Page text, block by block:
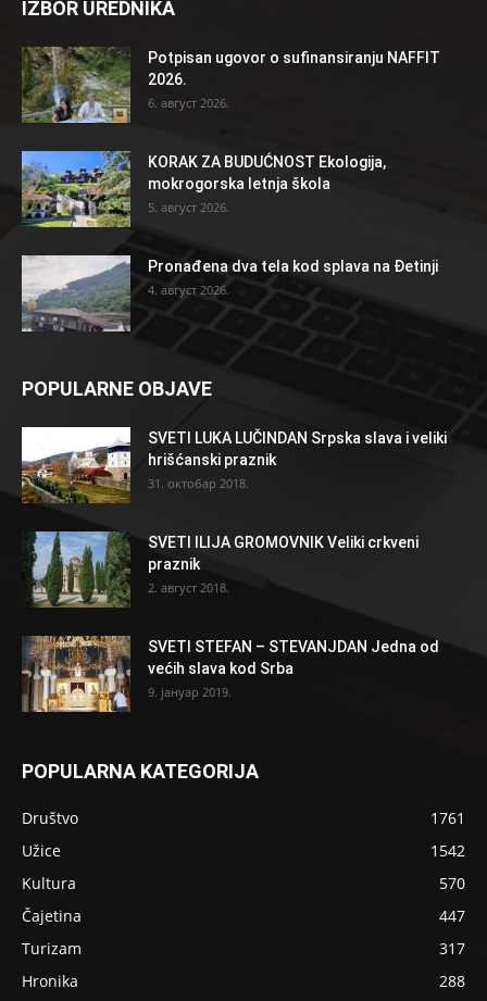
IZBOR UREDNIKA
Potpisan ugovor o sufinansiranju NAFFIT
2026.
6. август 2026.
KORAK ZA BUDUĆNOST Ekologija,
mokrogorska letnja škola
5. август 2026.
Pronađena dva tela kod splava na Đetinji
4. август 2026.
POPULARNE OBJAVE
SVETI LUKA LUČINDAN Srpska slava i veliki
hrišćanski praznik
31. октобар 2018.
SVETI ILIJA GROMOVNIK Veliki crkveni
praznik
2. август 2018.
SVETI STEFAN – STEVANJDAN Jedna od
većih slava kod Srba
9. јануар 2019.
POPULARNA KATEGORIJA
Društvo
1761
Užice
1542
Kultura
570
Čajetina
447
Turizam
317
Hronika
288